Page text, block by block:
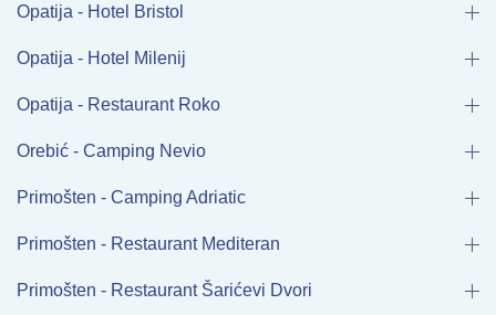
Opatija - Hotel Bristol
Opatija - Hotel Milenij
Opatija - Restaurant Roko
Orebić - Camping Nevio
Primošten - Camping Adriatic
Primošten - Restaurant Mediteran
Primošten - Restaurant Šarićevi Dvori